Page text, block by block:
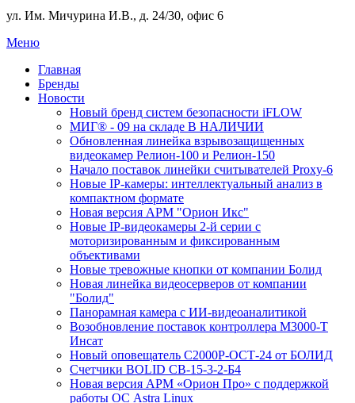
ул. Им. Мичурина И.В., д. 24/30, офис 6
Меню
Главная
Бренды
Новости
Новый бренд систем безопасности iFLOW
МИГ® - 09 на складе В НАЛИЧИИ
Обновленная линейка взрывозащищенных
видеокамер Релион-100 и Релион-150
Начало поставок линейки считывателей Proxy-6
Новые IP-камеры: интеллектуальный анализ в
компактном формате
Новая версия АРМ "Орион Икс"
Новые IP-видеокамеры 2-й серии с
моторизированным и фиксированным
объективами
Новые тревожные кнопки от компании Болид
Новая линейка видеосерверов от компании
"Болид"
Панорамная камера с ИИ-видеоаналитикой
Возобновление поставок контроллера М3000-Т
Инсат
Новый оповещатель С2000Р-ОСТ-24 от БОЛИД
Счетчики BOLID СВ-15-3-2-Б4
Новая версия АРМ «Орион Про» с поддержкой
работы ОС Astra Linux